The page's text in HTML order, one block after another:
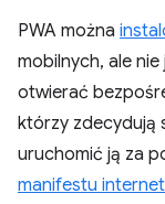
PWA można
mobilnych, ale
otwierać
którzy zdecydują
uruchomić ją za
manifestu